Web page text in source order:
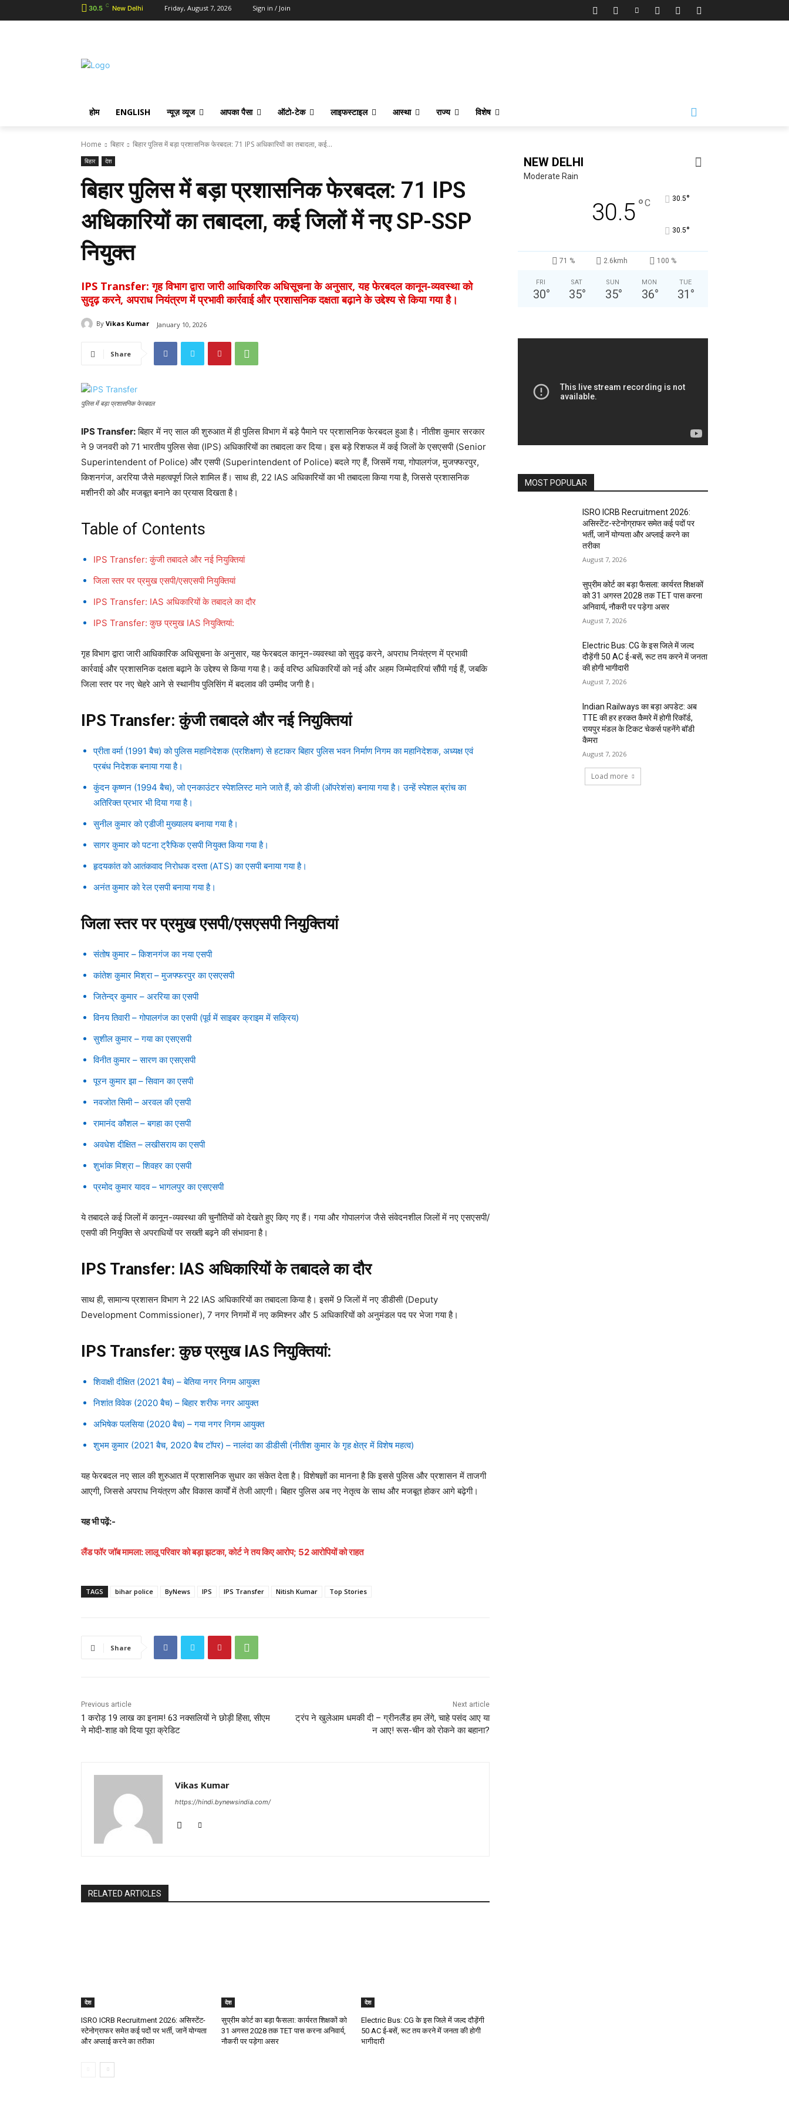
30.5 C New Delhi Friday, August 7, 2026 Sign in / Join
होम ENGLISH न्यूज़ व्यूज आपका पैसा ऑटो-टेक लाइफस्टाइल आस्था राज्य विशेष
Home बिहार बिहार पुलिस में बड़ा प्रशासनिक फेरबदल: 71 IPS अधिकारियों का तबादला, कई...
बिहार देश
बिहार पुलिस में बड़ा प्रशासनिक फेरबदल: 71 IPS
अधिकारियों का तबादला, कई जिलों में नए SP-SSP
नियुक्त
IPS Transfer: गृह विभाग द्वारा जारी आधिकारिक अधिसूचना के अनुसार, यह फेरबदल कानून-व्यवस्था को
सुदृढ़ करने, अपराध नियंत्रण में प्रभावी कार्रवाई और प्रशासनिक दक्षता बढ़ाने के उद्देश्य से किया गया है।
By Vikas Kumar January 10, 2026
Share
पुलिस में बड़ा प्रशासनिक फेरबदल
IPS Transfer:बिहार में नए साल की शुरुआत में ही पुलिस विभाग में बड़े पैमाने पर प्रशासनिक फेरबदल हुआ है। नीतीश कुमार सरकार
ने 9 जनवरी को 71 भारतीय पुलिस सेवा (IPS) अधिकारियों का तबादला कर दिया। इस बड़े रिशफल में कई जिलों के एसएसपी (Senior
Superintendent of Police) और एसपी (Superintendent of Police) बदले गए हैं, जिसमें गया, गोपालगंज, मुजफ्फरपुर,
किशनगंज, अररिया जैसे महत्वपूर्ण जिले शामिल हैं। साथ ही, 22 IAS अधिकारियों का भी तबादला किया गया है, जिससे प्रशासनिक
मशीनरी को और मजबूत बनाने का प्रयास दिखता है।
Table of Contents
IPS Transfer: कुंजी तबादले और नई नियुक्तियां
जिला स्तर पर प्रमुख एसपी/एसएसपी नियुक्तियां
IPS Transfer: IAS अधिकारियों के तबादले का दौर
IPS Transfer: कुछ प्रमुख IAS नियुक्तियां:
गृह विभाग द्वारा जारी आधिकारिक अधिसूचना के अनुसार, यह फेरबदल कानून-व्यवस्था को सुदृढ़ करने, अपराध नियंत्रण में प्रभावी
कार्रवाई और प्रशासनिक दक्षता बढ़ाने के उद्देश्य से किया गया है। कई वरिष्ठ अधिकारियों को नई और अहम जिम्मेदारियां सौंपी गई हैं, जबकि
जिला स्तर पर नए चेहरे आने से स्थानीय पुलिसिंग में बदलाव की उम्मीद जगी है।
IPS Transfer: कुंजी तबादले और नई नियुक्तियां
प्रीता वर्मा (1991 बैच) को पुलिस महानिदेशक (प्रशिक्षण) से हटाकर बिहार पुलिस भवन निर्माण निगम का महानिदेशक, अध्यक्ष एवं
प्रबंध निदेशक बनाया गया है।
कुंदन कृष्णन (1994 बैच), जो एनकाउंटर स्पेशलिस्ट माने जाते हैं, को डीजी (ऑपरेशंस) बनाया गया है। उन्हें स्पेशल ब्रांच का
अतिरिक्त प्रभार भी दिया गया है।
सुनील कुमार को एडीजी मुख्यालय बनाया गया है।
सागर कुमार को पटना ट्रैफिक एसपी नियुक्त किया गया है।
हृदयकांत को आतंकवाद निरोधक दस्ता (ATS) का एसपी बनाया गया है।
अनंत कुमार को रेल एसपी बनाया गया है।
जिला स्तर पर प्रमुख एसपी/एसएसपी नियुक्तियां
संतोष कुमार – किशनगंज का नया एसपी
कांतेश कुमार मिश्रा – मुजफ्फरपुर का एसएसपी
जितेन्द्र कुमार – अररिया का एसपी
विनय तिवारी – गोपालगंज का एसपी (पूर्व में साइबर क्राइम में सक्रिय)
सुशील कुमार – गया का एसएसपी
विनीत कुमार – सारण का एसएसपी
पूरन कुमार झा – सिवान का एसपी
नवजोत सिमी – अरवल की एसपी
रामानंद कौशल – बगहा का एसपी
अवधेश दीक्षित – लखीसराय का एसपी
शुभांक मिश्रा – शिवहर का एसपी
प्रमोद कुमार यादव – भागलपुर का एसएसपी
ये तबादले कई जिलों में कानून-व्यवस्था की चुनौतियों को देखते हुए किए गए हैं। गया और गोपालगंज जैसे संवेदनशील जिलों में नए एसएसपी/
एसपी की नियुक्ति से अपराधियों पर सख्ती बढ़ने की संभावना है।
IPS Transfer: IAS अधिकारियों के तबादले का दौर
साथ ही, सामान्य प्रशासन विभाग ने 22 IAS अधिकारियों का तबादला किया है। इसमें 9 जिलों में नए डीडीसी (Deputy
Development Commissioner), 7 नगर निगमों में नए कमिश्नर और 5 अधिकारियों को अनुमंडल पद पर भेजा गया है।
IPS Transfer: कुछ प्रमुख IAS नियुक्तियां:
शिवाक्षी दीक्षित (2021 बैच) – बेतिया नगर निगम आयुक्त
निशांत विवेक (2020 बैच) – बिहार शरीफ नगर आयुक्त
अभिषेक पलसिया (2020 बैच) – गया नगर निगम आयुक्त
शुभम कुमार (2021 बैच, 2020 बैच टॉपर) – नालंदा का डीडीसी (नीतीश कुमार के गृह क्षेत्र में विशेष महत्व)
यह फेरबदल नए साल की शुरुआत में प्रशासनिक सुधार का संकेत देता है। विशेषज्ञों का मानना है कि इससे पुलिस और प्रशासन में ताजगी
आएगी, जिससे अपराध नियंत्रण और विकास कार्यों में तेजी आएगी। बिहार पुलिस अब नए नेतृत्व के साथ और मजबूत होकर आगे बढ़ेगी।
यह भी पढ़ें:-
लैंड फॉर जॉब मामला: लालू परिवार को बड़ा झटका, कोर्ट ने तय किए आरोप; 52 आरोपियों को राहत
TAGS bihar police ByNews IPS IPS Transfer Nitish Kumar Top Stories
Share
Previous article
1 करोड़ 19 लाख का इनाम! 63 नक्सलियों ने छोड़ी हिंसा, सीएम
ने मोदी-शाह को दिया पूरा क्रेडिट
Next article
ट्रंप ने खुलेआम धमकी दी – ग्रीनलैंड हम लेंगे, चाहे पसंद आए या
न आए! रूस-चीन को रोकने का बहाना?
Vikas Kumar
https://hindi.bynewsindia.com/
RELATED ARTICLES
देश
ISRO ICRB Recruitment 2026: असिस्टेंट-
स्टेनोग्राफर समेत कई पदों पर भर्ती, जानें योग्यता
और अप्लाई करने का तरीका
देश
सुप्रीम कोर्ट का बड़ा फैसला: कार्यरत शिक्षकों को
31 अगस्त 2028 तक TET पास करना अनिवार्य,
नौकरी पर पड़ेगा असर
देश
Electric Bus: CG के इस जिले में जल्द दौड़ेंगी
50 AC ई-बसें, रूट तय करने में जनता की होगी
भागीदारी
NEW DELHI
Moderate Rain
30.5°C 30.5°
30.5°
71 % 2.6kmh 100 %
FRI
30°
SAT
35°
SUN
35°
MON
36°
TUE
31 °
MOST POPULAR
ISRO ICRB Recruitment 2026:
असिस्टेंट-स्टेनोग्राफर समेत कई पदों पर
भर्ती, जानें योग्यता और अप्लाई करने का
तरीका
August 7, 2026
सुप्रीम कोर्ट का बड़ा फैसला: कार्यरत शिक्षकों
को 31 अगस्त 2028 तक TET पास करना
अनिवार्य, नौकरी पर पड़ेगा असर
August 7, 2026
Electric Bus: CG के इस जिले में जल्द
दौड़ेंगी 50 AC ई-बसें, रूट तय करने में जनता
की होगी भागीदारी
August 7, 2026
Indian Railways का बड़ा अपडेट: अब
TTE की हर हरकत कैमरे में होगी रिकॉर्ड,
रायपुर मंडल के टिकट चेकर्स पहनेंगे बॉडी
कैमरा
August 7, 2026
Load more